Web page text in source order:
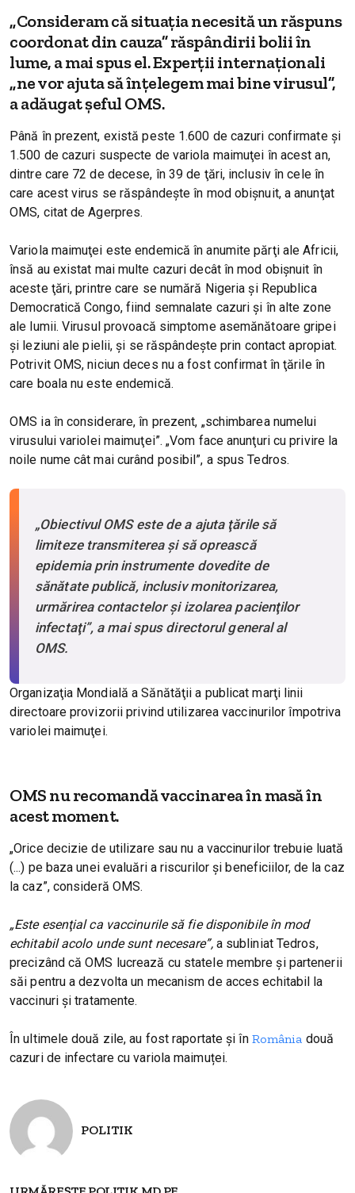
„Consideram că situaţia necesită un răspuns
coordonat din cauza” răspândirii bolii în
lume, a mai spus el. Experţii internaţionali
„ne vor ajuta să înţelegem mai bine virusul”,
a adăugat şeful OMS.
Până în prezent, există peste 1.600 de cazuri confirmate şi
1.500 de cazuri suspecte de variola maimuţei în acest an,
dintre care 72 de decese, în 39 de ţări, inclusiv în cele în
care acest virus se răspândeşte în mod obişnuit, a anunţat
OMS, citat de Agerpres.
Variola maimuţei este endemică în anumite părţi ale Africii,
însă au existat mai multe cazuri decât în mod obişnuit în
aceste ţări, printre care se numără Nigeria şi Republica
Democratică Congo, fiind semnalate cazuri şi în alte zone
ale lumii. Virusul provoacă simptome asemănătoare gripei
şi leziuni ale pielii, şi se răspândeşte prin contact apropiat.
Potrivit OMS, niciun deces nu a fost confirmat în ţările în
care boala nu este endemică.
OMS ia în considerare, în prezent, „schimbarea numelui
virusului variolei maimuţei”. „Vom face anunţuri cu privire la
noile nume cât mai curând posibil”, a spus Tedros.
„Obiectivul OMS este de a ajuta ţările să
limiteze transmiterea şi să oprească
epidemia prin instrumente dovedite de
sănătate publică, inclusiv monitorizarea,
urmărirea contactelor şi izolarea pacienţilor
infectaţi”, a mai spus directorul general al
OMS.
Organizaţia Mondială a Sănătăţii a publicat marţi linii
directoare provizorii privind utilizarea vaccinurilor împotriva
variolei maimuţei.
OMS nu recomandă vaccinarea în masă în
acest moment.
„Orice decizie de utilizare sau nu a vaccinurilor trebuie luată
(...) pe baza unei evaluări a riscurilor şi beneficiilor, de la caz
la caz”, consideră OMS.
„Este esenţial ca vaccinurile să fie disponibile în mod
echitabil acolo unde sunt necesare”,a subliniat Tedros,
precizând că OMS lucrează cu statele membre şi partenerii
săi pentru a dezvolta un mecanism de acces echitabil la
vaccinuri şi tratamente.
În ultimele două zile, au fost raportate și în România două
cazuri de infectare cu variola maimuței.
POLITIK